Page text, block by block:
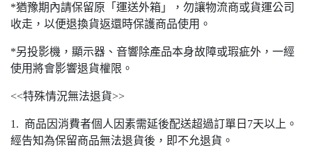
*猶豫期內請保留原「運送外箱」，勿讓物流商或貨運公司
收走，以便退換貨返還時保護商品使用。
*另投影機，顯示器、音響除產品本身故障或瑕疵外，一經
使用將會影響退貨權限。
<<特殊情況無法退貨>>
1. 商品因消費者個人因素需延後配送超過訂單日7天以上。
經告知為保留商品無法退貨後，即不允退貨。